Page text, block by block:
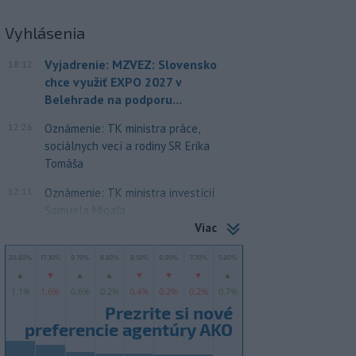
Vyhlásenia
18:12
Vyjadrenie: MZVEZ: Slovensko
chce využiť EXPO 2027 v
Belehrade na podporu...
12:26
Oznámenie: TK ministra práce,
sociálnych vecí a rodiny SR Erika
Tomáša
Oznámenie: TK ministra investícií
Samuela Migaľa
Viac